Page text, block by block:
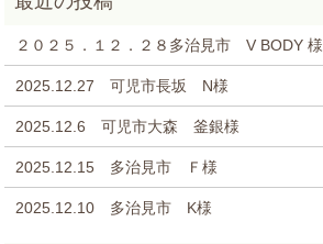
２０２５．１２．２８多治見市 V BODY 様
2025.12.27 可児市長坂 N様
2025.12.6 可児市大森 釜銀様
2025.12.15 多治見市 Ｆ様
2025.12.10 多治見市 K様